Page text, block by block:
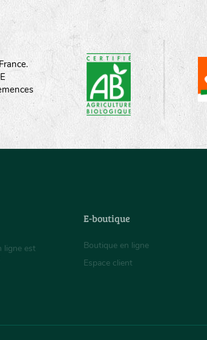
ligne est
E-boutique
Boutique en ligne
Espace client